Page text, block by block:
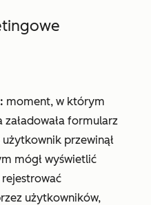
moment, w którym
formularz
przewinął
mógł wyświetlić
użytkowników,